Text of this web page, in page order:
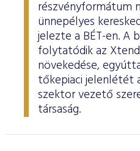
részvényformátum
ünnepélyes
jelezte a BÉT-en. A
folytatódik az
növekedése,
tőkepiaci jelenlétét
szektor vezető
társaság.